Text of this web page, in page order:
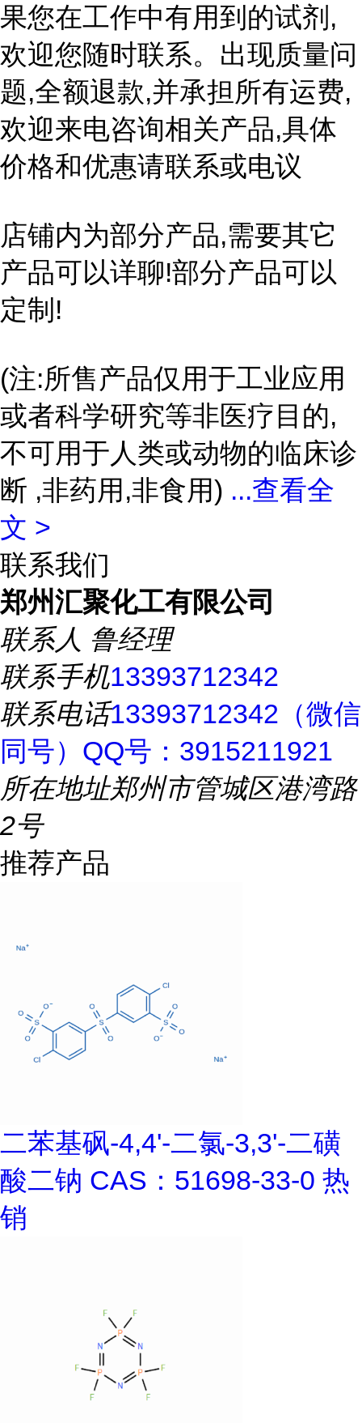
果您在工作中有用到的试剂,
欢迎您随时联系。出现质量问
题,全额退款,并承担所有运费,
欢迎来电咨询相关产品,具体
价格和优惠请联系或电议
店铺内为部分产品,需要其它
产品可以详聊!部分产品可以
定制!
(注:所售产品仅用于工业应用
或者科学研究等非医疗目的,
不可用于人类或动物的临床诊
断 ,非药用,非食用) ...查看全
文 >
联系我们
郑州汇聚化工有限公司
联系人 鲁经理
联系手机13393712342
联系电话13393712342（微信
同号）QQ号：3915211921
所在地址郑州市管城区港湾路
2号
推荐产品
二苯基砜-4,4'-二氯-3,3'-二磺
酸二钠 CAS：51698-33-0 热
销